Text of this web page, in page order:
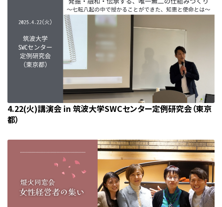
4.22(火)講演会 in 筑波大学SWCセンター定例研究会（東京
都）